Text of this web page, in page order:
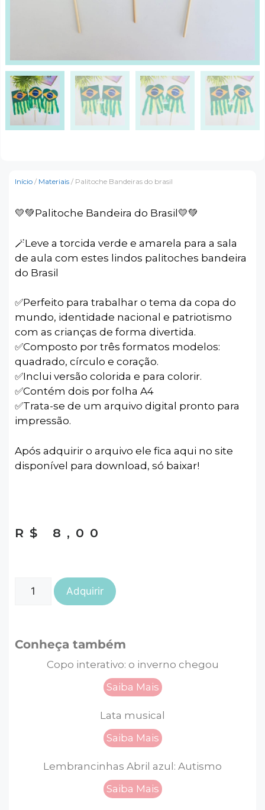
Início / Materiais / Palitoche Bandeiras do brasil
💛💚Palitoche Bandeira do Brasil💛💚
🪄Leve a torcida verde e amarela para a sala
de aula com estes lindos palitoches bandeira
do Brasil
✅️Perfeito para trabalhar o tema da copa do
mundo, identidade nacional e patriotismo
com as crianças de forma divertida.
✅️Composto por três formatos modelos:
quadrado, círculo e coração.
✅️Inclui versão colorida e para colorir.
✅️Contém dois por folha A4
✅️Trata-se de um arquivo digital pronto para
impressão.
Após adquirir o arquivo ele fica aqui no site
disponível para download, só baixar!
R$ 8,00
Adquirir
Conheça também
Copo interativo: o inverno chegou
Saiba Mais
Lata musical
Saiba Mais
Lembrancinhas Abril azul: Autismo
Saiba Mais